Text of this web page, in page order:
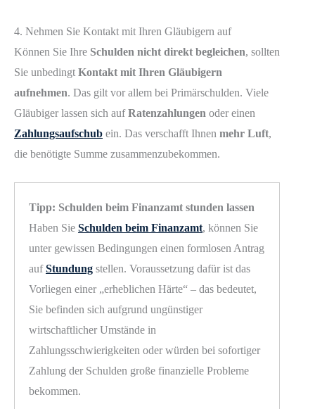
4. Nehmen Sie Kontakt mit Ihren Gläubigern auf
Können Sie Ihre Schulden nicht direkt begleichen, sollten
Sie unbedingt Kontakt mit Ihren Gläubigern
aufnehmen. Das gilt vor allem bei Primärschulden. Viele
Gläubiger lassen sich aufRatenzahlungen oder einen
Zahlungsaufschub ein. Das verschafft Ihnen mehr Luft,
die benötigte Summe zusammenzubekommen.
Tipp: Schulden beim Finanzamt stunden lassen
Haben Sie Schulden beim Finanzamt, können Sie
unter gewissen Bedingungen einen formlosen Antrag
aufStundung stellen. Voraussetzung dafür ist das
Vorliegen einer „erheblichen Härte“ – das bedeutet,
Sie befinden sich aufgrund ungünstiger
wirtschaftlicher Umstände in
Zahlungsschwierigkeiten oder würden bei sofortiger
Zahlung der Schulden große finanzielle Probleme
bekommen.